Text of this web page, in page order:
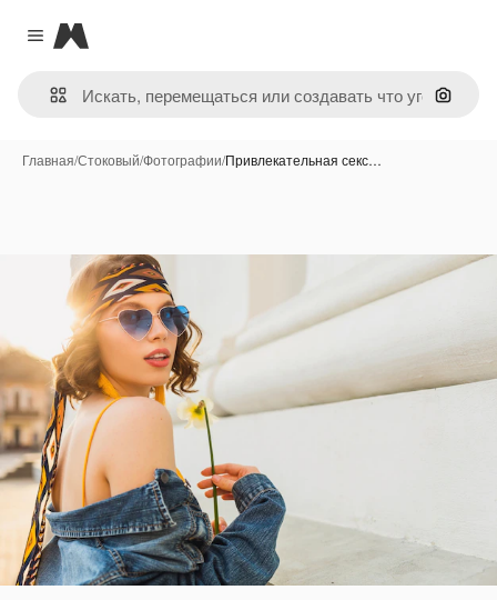
Close menu
Magnific
Поиск
Главная/Стоковый/Фотографии/Привлекательная секс…